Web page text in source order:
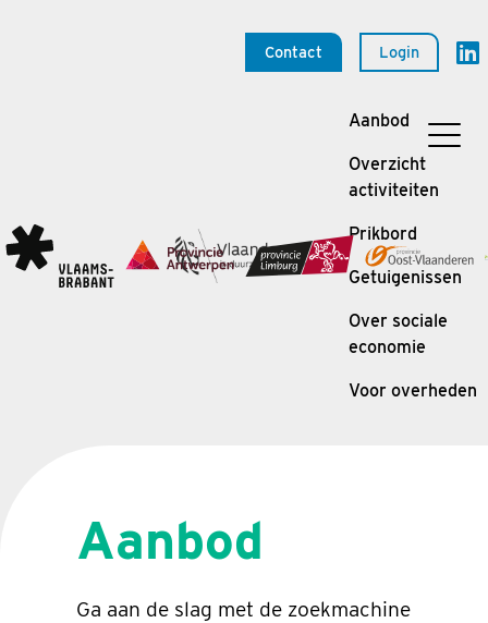
Contact Login
Aanbod
Overzicht
activiteiten
Prikbord
Getuigenissen
Over sociale
economie
Voor overheden
Aanbod
Ga aan de slag met de zoekmachine